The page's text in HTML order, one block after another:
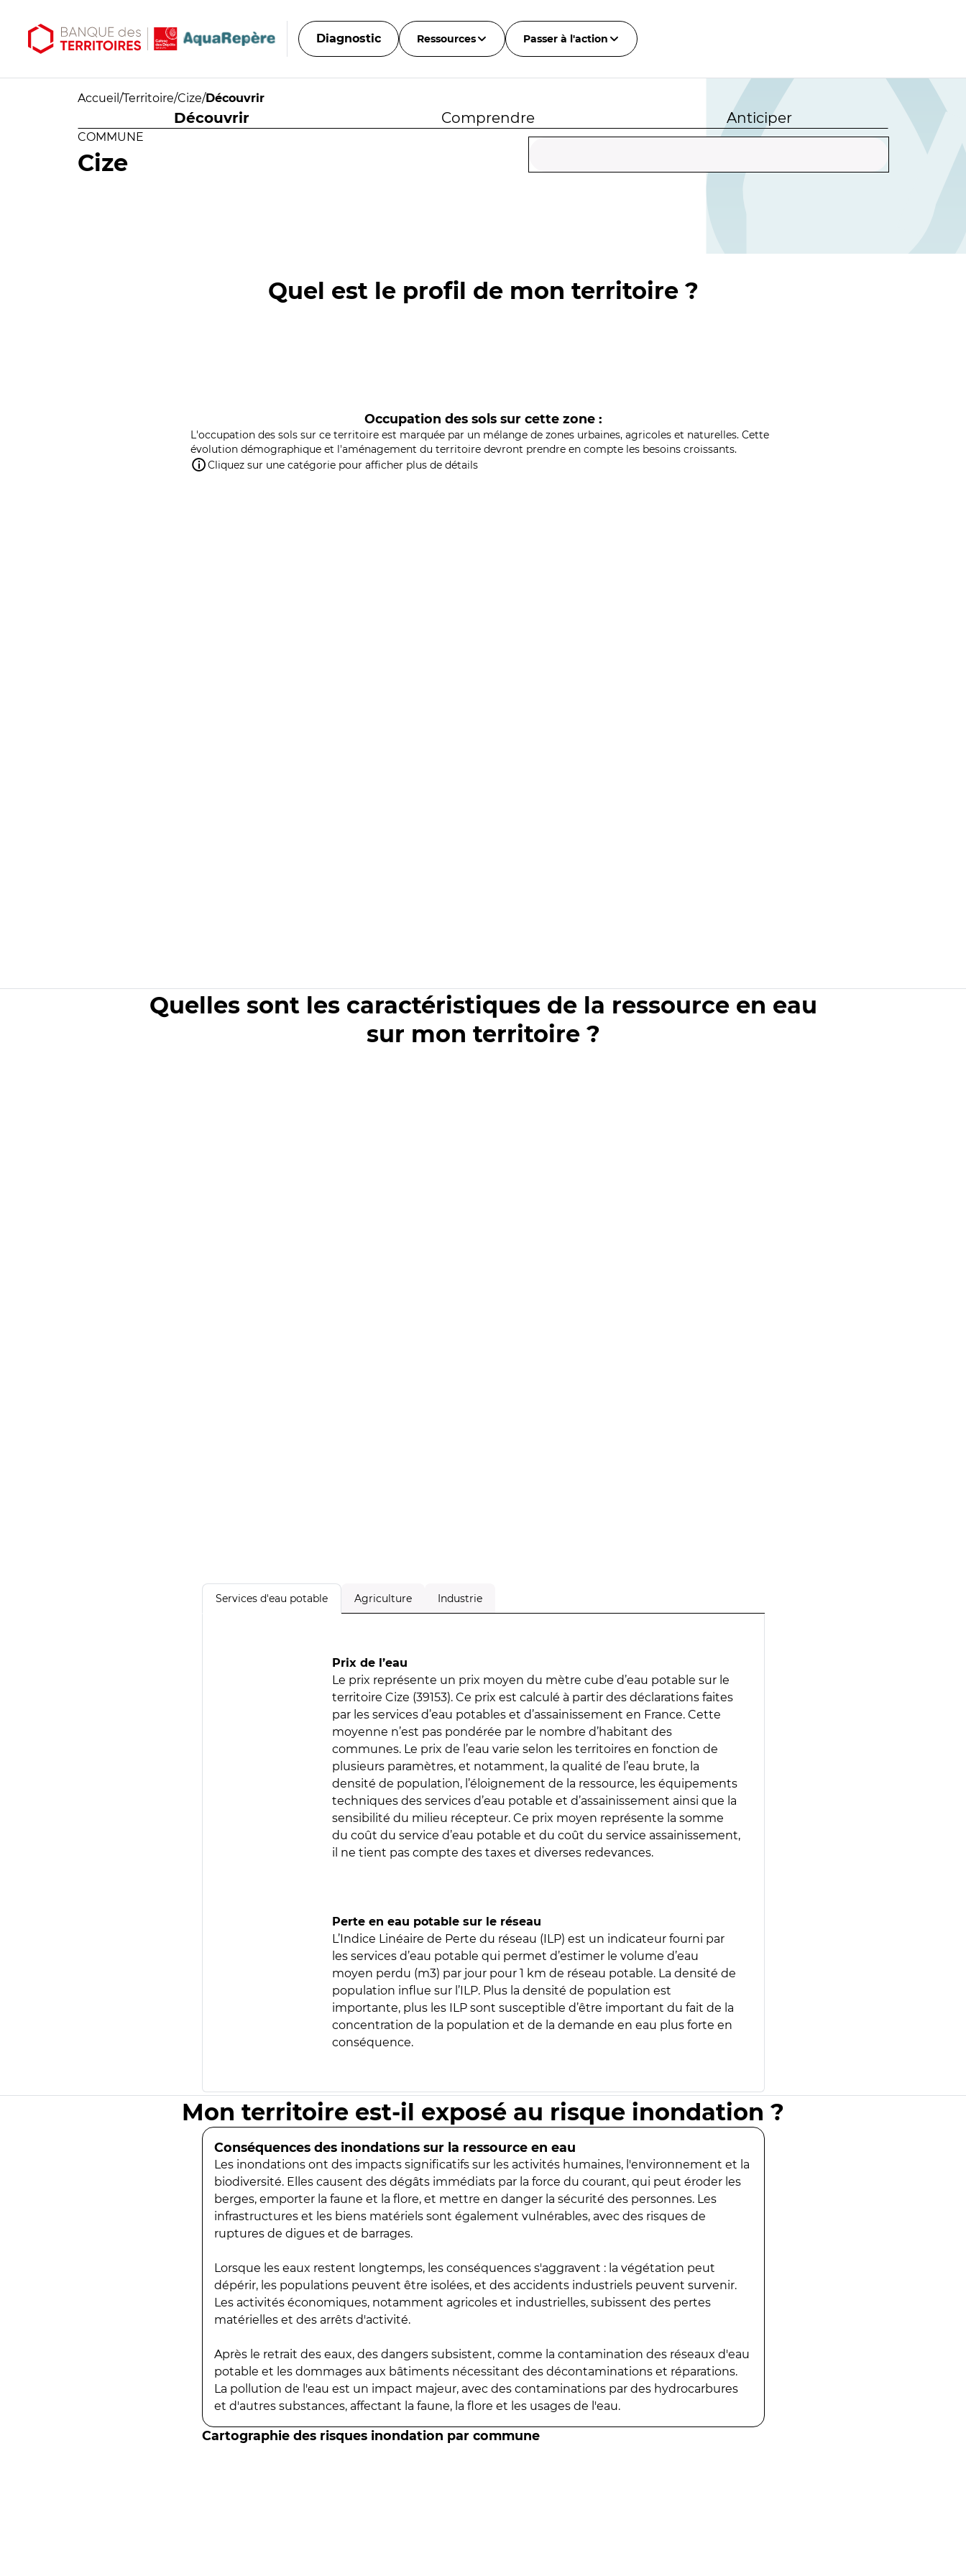
Diagnostic Ressources Passer à l'action
Accueil /Territoire/Cize/Découvrir
Découvrir Comprendre Anticiper
COMMUNE
Cize
Quel est le profil de mon territoire ?
Occupation des sols sur cette zone :
L'occupation des sols sur ce territoire est marquée par un mélange de zones urbaines, agricoles et naturelles. Cette
évolution démographique et l'aménagement du territoire devront prendre en compte les besoins croissants.
Cliquez sur une catégorie pour afficher plus de détails
Quelles sont les caractéristiques de la ressource en eau
sur mon territoire ?
Services d'eau potable Agriculture Industrie
Prix de l’eau
Le prix représente un prix moyen du mètre cube d’eau potable sur le
territoire Cize (39153). Ce prix est calculé à partir des déclarations faites
par les services d’eau potables et d’assainissement en France. Cette
moyenne n’est pas pondérée par le nombre d’habitant des
communes. Le prix de l’eau varie selon les territoires en fonction de
plusieurs paramètres, et notamment, la qualité de l’eau brute, la
densité de population, l’éloignement de la ressource, les équipements
techniques des services d’eau potable et d’assainissement ainsi que la
sensibilité du milieu récepteur. Ce prix moyen représente la somme
du coût du service d’eau potable et du coût du service assainissement,
il ne tient pas compte des taxes et diverses redevances.
Perte en eau potable sur le réseau
L’Indice Linéaire de Perte du réseau (ILP) est un indicateur fourni par
les services d’eau potable qui permet d’estimer le volume d’eau
moyen perdu (m3) par jour pour 1 km de réseau potable. La densité de
population influe sur l’ILP. Plus la densité de population est
importante, plus les ILP sont susceptible d’être important du fait de la
concentration de la population et de la demande en eau plus forte en
conséquence.
Mon territoire est-il exposé au risque inondation ?
Conséquences des inondations sur la ressource en eau
Les inondations ont des impacts significatifs sur les activités humaines, l'environnement et la
biodiversité. Elles causent des dégâts immédiats par la force du courant, qui peut éroder les
berges, emporter la faune et la flore, et mettre en danger la sécurité des personnes. Les
infrastructures et les biens matériels sont également vulnérables, avec des risques de
ruptures de digues et de barrages.
Lorsque les eaux restent longtemps, les conséquences s'aggravent : la végétation peut
dépérir, les populations peuvent être isolées, et des accidents industriels peuvent survenir.
Les activités économiques, notamment agricoles et industrielles, subissent des pertes
matérielles et des arrêts d'activité.
Après le retrait des eaux, des dangers subsistent, comme la contamination des réseaux d'eau
potable et les dommages aux bâtiments nécessitant des décontaminations et réparations.
La pollution de l'eau est un impact majeur, avec des contaminations par des hydrocarbures
et d'autres substances, affectant la faune, la flore et les usages de l'eau.
Cartographie des risques inondation par commune